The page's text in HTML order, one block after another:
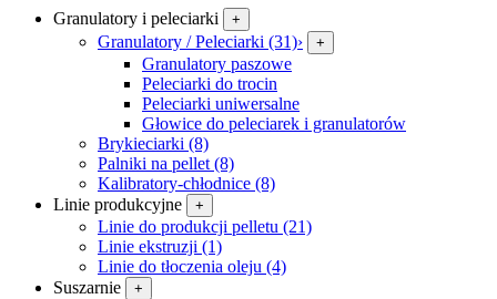
Granulatory i peleciarki +
Granulatory / Peleciarki (31)› +
Granulatory paszowe
Peleciarki do trocin
Peleciarki uniwersalne
Głowice do peleciarek i granulatorów
Brykieciarki (8)
Palniki na pellet (8)
Kalibratory-chłodnice (8)
Linie produkcyjne
+
Linie do produkcji pelletu (21)
Linie ekstruzji (1)
Linie do tłoczenia oleju (4)
Suszarnie
+